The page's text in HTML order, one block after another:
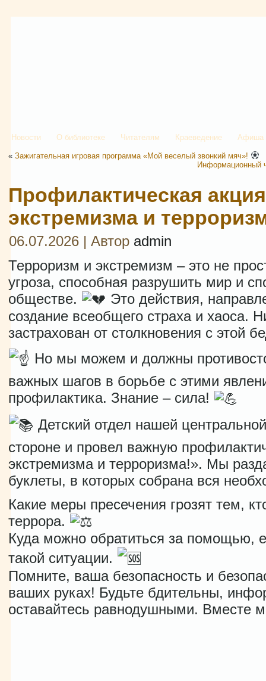
Новости О библиотеке Читателям Краеведение Афиша
« Зажигательная игровая программа «Мой веселый звонкий мяч»!
Информационный
Профилактическая
экстремизма и
06.07.2026 | Автор admin
Терроризм и экстремизм – это не
угроза, способная разрушить мир и
обществе.
Это действия,
создание всеобщего страха и хаоса.
застрахован от столкновения с этой
Но мы можем и должны
важных шагов в борьбе с этими
профилактика. Знание – сила!
Детский отдел нашей
стороне и провел важную
экстремизма и терроризма!». Мы
буклеты, в которых собрана вся
Какие меры пресечения грозят тем,
террора.
Куда можно обратиться за помощью,
такой ситуации.
Помните, ваша безопасность и
ваших руках! Будьте бдительны,
оставайтесь равнодушными. Вместе